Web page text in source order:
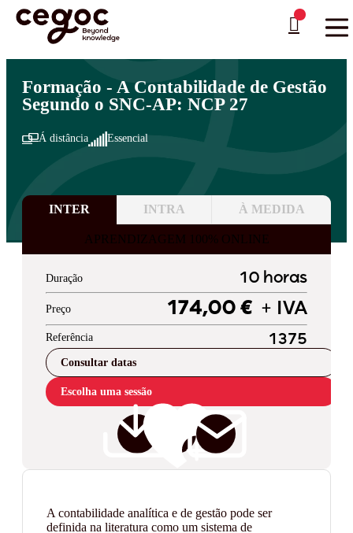
Skip to main content
Está aqui:Home >Áreas de Formação Gestão Financeira
Formação - A Contabilidade de Gestão
Segundo o SNC-AP: NCP 27
Á distância Essencial
INTER INTRA À MEDIDA
APRENDIZAGEM 100% ONLINE
Duração 10 horas
Preço 174,00 € + IVA
Referência 1375
Consultar datas
Escolha uma sessão
A contabilidade analítica e de gestão pode ser
definida na literatura como um sistema de